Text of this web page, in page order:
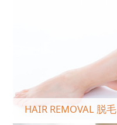
HAIR REMOVAL 脱毛